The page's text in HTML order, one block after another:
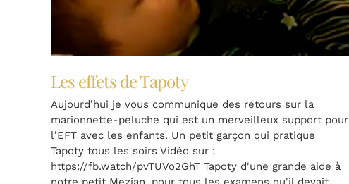
Les effets de Tapoty
Aujourd’hui je vous communique des retours sur la
marionnette-peluche qui est un merveilleux support pour
l’EFT avec les enfants. Un petit garçon qui pratique
Tapoty tous les soirs Vidéo sur :
https://fb.watch/pvTUVo2GhT Tapoty d'une grande aide à